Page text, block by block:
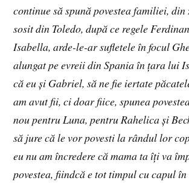
continue să spună povestea familiei,
sosit din Toledo, după ce regele
Isabella, arde-le-ar sufletele în focul
alungat pe evreii din Spania în țara lui
că eu și Gabriel, să ne fie iertate
am avut fii, ci doar fiice, spunea
nou pentru Luna, pentru Rahelica și
să jure că le vor povesti la rândul lor
eu nu am încredere că mama ta îți va
povestea, fiindcă e tot timpul cu capul